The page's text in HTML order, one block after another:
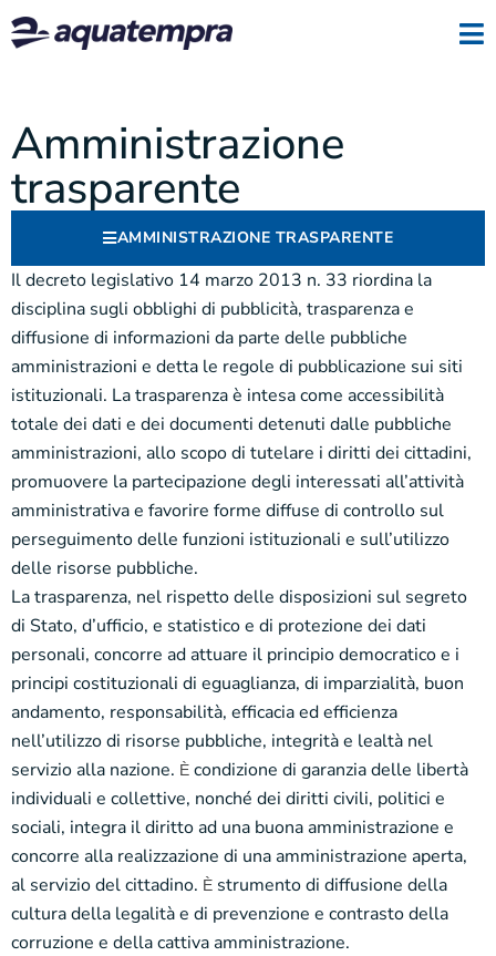
Amministrazione
trasparente
AMMINISTRAZIONE TRASPARENTE
Il decreto legislativo 14 marzo 2013 n. 33 riordina la
disciplina sugli obblighi di pubblicità, trasparenza e
diffusione di informazioni da parte delle pubbliche
amministrazioni e detta le regole di pubblicazione sui siti
istituzionali. La trasparenza è intesa come accessibilità
totale dei dati e dei documenti detenuti dalle pubbliche
amministrazioni, allo scopo di tutelare i diritti dei cittadini,
promuovere la partecipazione degli interessati all’attività
amministrativa e favorire forme diffuse di controllo sul
perseguimento delle funzioni istituzionali e sull’utilizzo
delle risorse pubbliche.
La trasparenza, nel rispetto delle disposizioni sul segreto
di Stato, d’ufficio, e statistico e di protezione dei dati
personali, concorre ad attuare il principio democratico e i
principi costituzionali di eguaglianza, di imparzialità, buon
andamento, responsabilità, efficacia ed efficienza
nell’utilizzo di risorse pubbliche, integrità e lealtà nel
servizio alla nazione. È condizione di garanzia delle libertà
individuali e collettive, nonché dei diritti civili, politici e
sociali, integra il diritto ad una buona amministrazione e
concorre alla realizzazione di una amministrazione aperta,
al servizio del cittadino. È strumento di diffusione della
cultura della legalità e di prevenzione e contrasto della
corruzione e della cattiva amministrazione.